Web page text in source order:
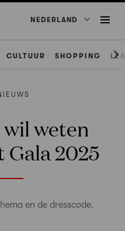
NEDERLAND
CULTUUR SHOPPING
weten
2025
en de dresscode.